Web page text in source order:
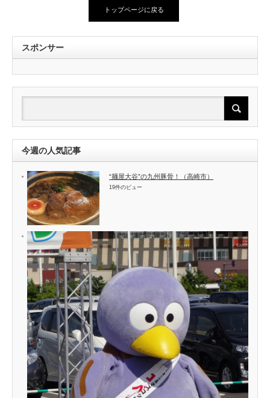
トップページに戻る
スポンサー
今週の人気記事
“麺屋大谷”の九州豚骨！（高崎市）
19件のビュー